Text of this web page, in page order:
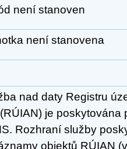
není stanoven
není stanovena
nad daty Registru
je poskytována
Rozhraní služby
objektů RÚIAN